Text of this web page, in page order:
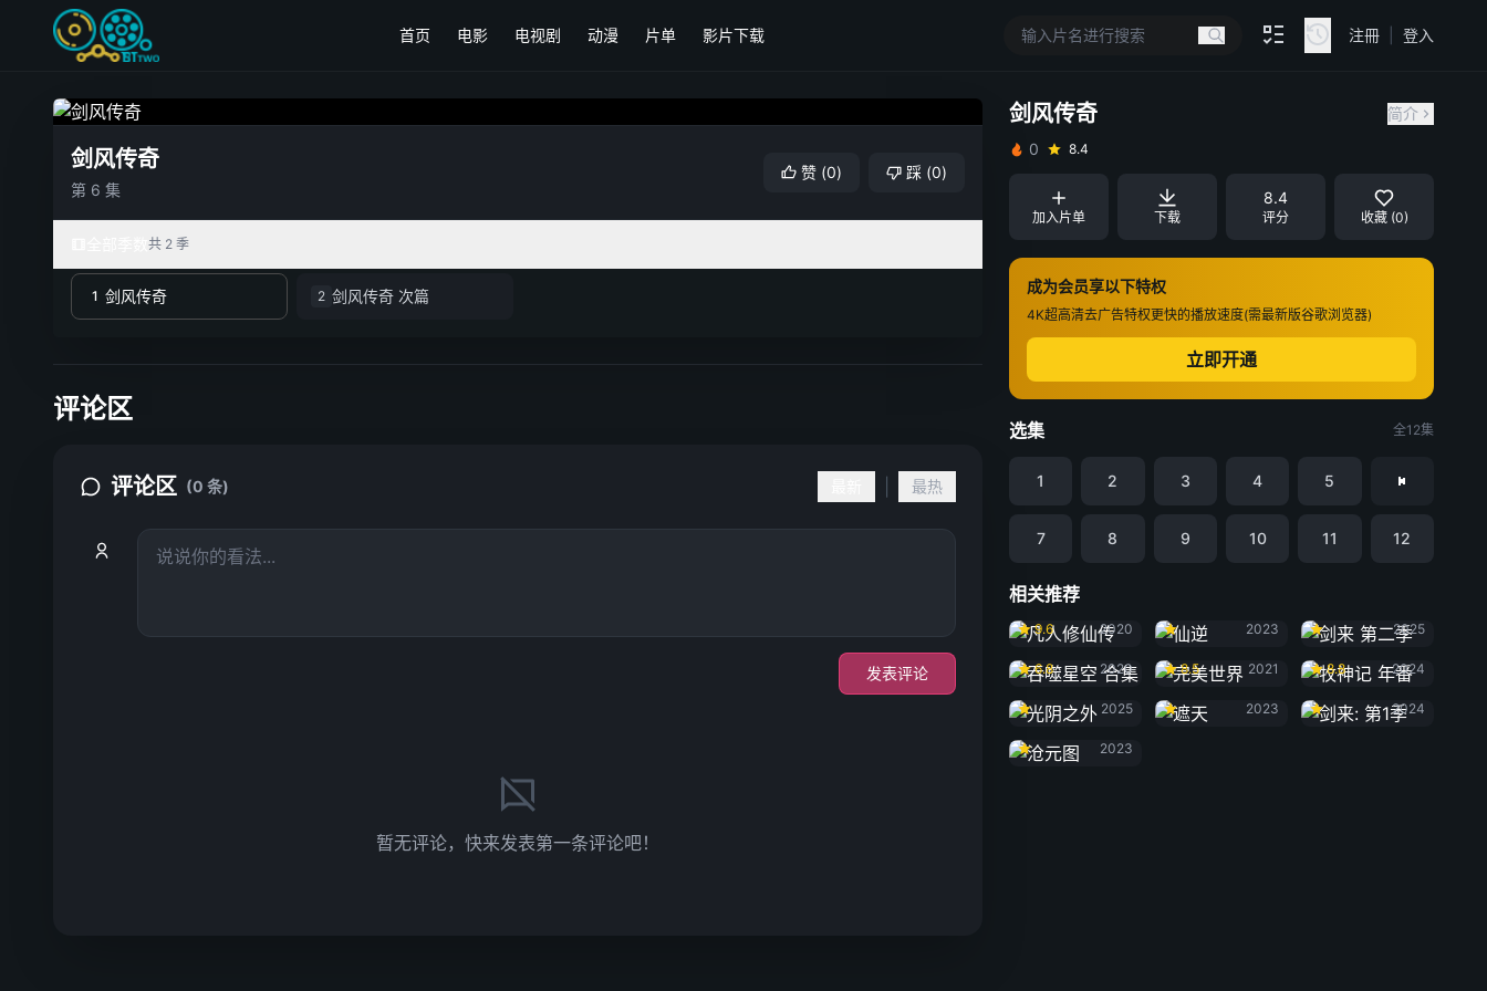
首页 电影 电视剧 动漫 片单 影片下载 注冊 登入
剑风传奇
第 6 集
赞 (0) 踩 (0)
共 2 季
1 剑风传奇 2 剑风传奇 次篇
剑风传奇
简介
0
8.4
加入片单 下载
8.4
评分 收藏 (0)
成为会员享以下特权
4K超高清去广告特权更快的播放速度(需最新版谷歌浏览器)
立即开通
选集 全12集
1 2 3 4 5
7 8 9 10 11 12
相关推荐
凡人修仙传
9.6
2020
2023
2025
吞噬星空 合集
6.8
2020
完美世界
8.5
2021
牧神记 年番
8.8
2024
光阴之外
2025
遮天
2023
剑来: 第1季
2024
沧元图
2023
评论区
评论区 (0 条) 最热
发表评论
暂无评论，快来发表第一条评论吧！